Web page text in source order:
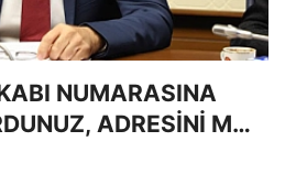
NUMARASINA
ADRESİNİ Mİ